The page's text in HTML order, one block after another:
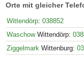
Orte mit gleicher
Wittendörp: 038852
WaschowWittendörp:
Ziggelmark Wittenburg: